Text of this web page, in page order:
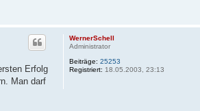
WernerSchell
Administrator
Beiträge: 25253
Registriert: 18.05.2003, 23:13
Erfolg
Man darf